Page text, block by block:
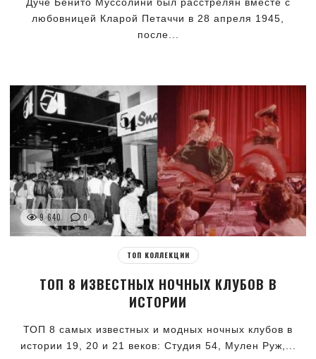
любовницей Кларой Петаччи в 28 апреля 1945,
после...
9 640 0
ТОП КОЛЛЕКЦИИ
ТОП 8 ИЗВЕСТНЫХ НОЧНЫХ КЛУБОВ В
ИСТОРИИ
ТОП 8 самых известных и модных ночных клубов в
истории 19, 20 и 21 веков: Студия 54, Мулен Руж,...